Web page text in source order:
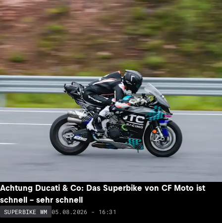
Achtung Ducati & Co: Das Superbike von CF Moto ist
schnell – sehr schnell
SUPERBIKE WM 05.08.2026 - 16:31